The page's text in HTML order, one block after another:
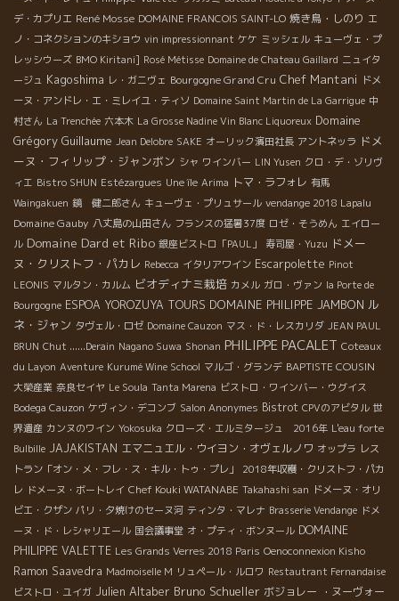
デ・カプリエ René Mosse DOMAINE FRANCOIS SAINT-LO 焼き鳥・しのり エ
ノ・コネクションのキショウ vin impressionnant ケケ ミッシェル キューヴェ・プ
レッシウーズ BMO Kiritani] Rosé Métisse Domaine de Chateau Gaillard ニュイタ
ージュ Kagoshima レ・ガニヴェ Bourgogne Grand Cru Chef Mantani ドメ
ーヌ・アンドレ・エ・ミレイユ・ティソ Domaine Saint Martin de La Garrigue 中
村さん La Trenchée 六本木 La Grosse Nadine Vin Blanc Liquoreux Domaine
Grégory Guillaume Jean Delobre SAKE オーリック濱田社長 アントネッラ ドメ
ーヌ・フィリップ・ジャンボン シャ ワインバー LIN Yusen クロ・デ・ゾリヴ
ィエ Bistro SHUN Estézargues Une île Arima トマ・ラフォレ 有馬
Waingakuen 鏡 健二郎さん キューヴェ・プリュサール vendange 2018 Lapalu
Domaine Gauby 八丈島の山田さん フランスの猛暑37度 ロゼ・そうめん エイロー
ル Domaine Dard et Ribo 銀座ビストロ「PAUL」 寿司屋・Yuzu ドメー
ヌ・クリストフ・パカレ Rebecca イタリアワイン Escarpolette Pinot
LEONIS マルタン・カルム ビオディナミ栽培 カメル ガロ・ヴァン la Porte de
Bourgogne ESPOA YOROZUYA TOURS DOMAINE PHILIPPE JAMBON ル
ネ・ジャン タヴェル・ロゼ Domaine Cauzon マス・ド・レスカリダ JEAN PAUL
BRUN Chut ......Derain Nagano Suwa Shonan PHILIPPE PACALET Coteaux
du Layon Aventure Kurumé Wine School マルゴ・グランデ BAPTISTE COUSIN
大榮産業 奈良セイヤ Le Soula Tanta Marena ビストロ・ワインバー・ウグイス
Bodega Cauzon ケヴィン・デコンブ Salon Anonymes Bistrot CPVのアビタル 世
界遺産 カンヌのワイン Yokosuka クローズ・エルミタージュ 2016年 L'eau forte
Bulbille JAJAKISTAN エマニュエル・ウイヨン・オヴェルノワ オップラ レス
トラン「オン・メ・フレ・ス・キル・トゥ・プレ」
2018年収穫・クリストフ・パカ
レ ドメーヌ・ボートレイ Chef Kouki WATANABE Takahashi san ドメーヌ・オリ
ビエ・クザン パリ・夕焼けのセーヌ河 ティンタ・マレナ Brasserie Vendange ドメ
ーヌ・ド・レシャリエール 国会議事堂 オ・プティ・ボンヌール DOMAINE
PHILIPPE VALETTE Les Grands Verres 2018 Paris Oenoconnexion Kisho
Ramon Saavedra Madmoiselle M リュペール・ルロワ Restautrant Fernandaise
ビストロ・ユイガ Julien Altaber Bruno Schueller ボジョレー ・ヌーヴォー